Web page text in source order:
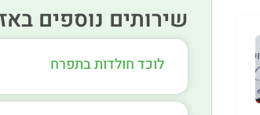
שירותים נוספים
לוכד חולדות בתפרח